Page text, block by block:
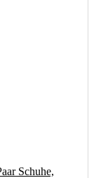
Schuhe,